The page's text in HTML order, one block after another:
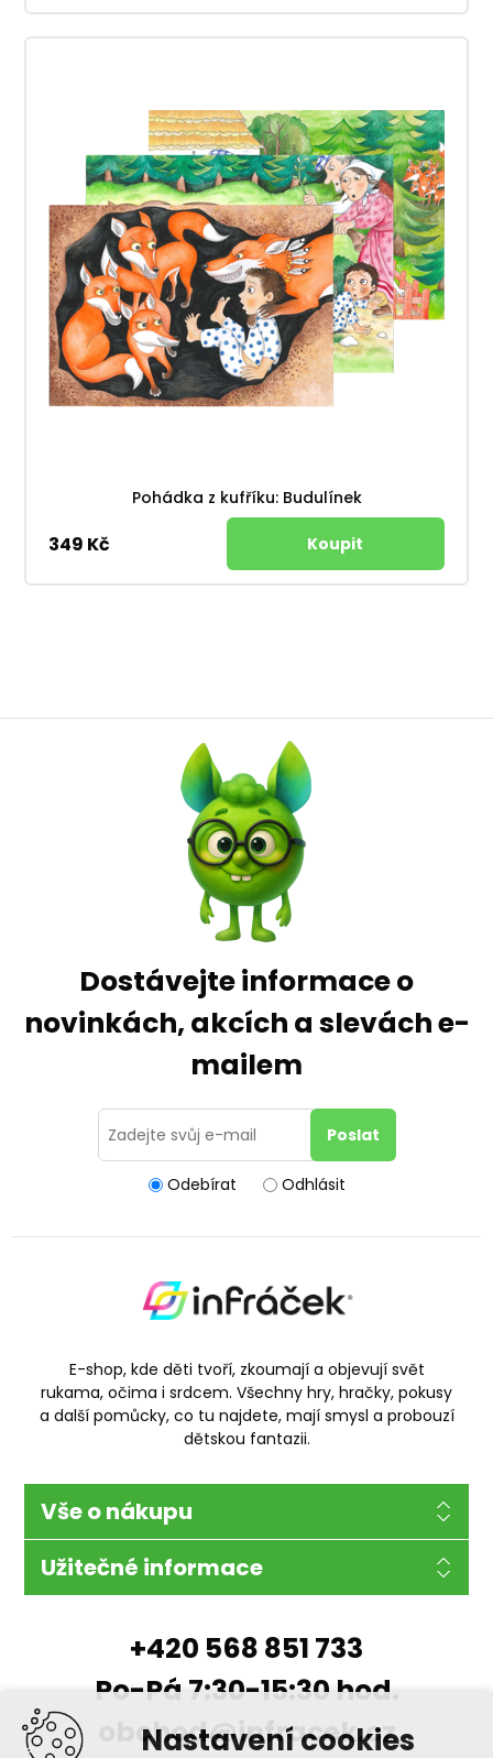
Nastavení cookies
Pohádka z kufříku: Budulínek
349 Kč
Dostávejte informace o
novinkách, akcích a slevách e-
mailem
Odebírat Odhlásit
E-shop, kde děti tvoří, zkoumají a objevují svět
rukama, očima i srdcem. Všechny hry, hračky, pokusy
a další pomůcky, co tu najdete, mají smysl a probouzí
dětskou fantazii.
Vše o nákupu
Užitečné informace
+420 568 851 733
Po-Pá 7:30-15:30 hod.
obchod@infracek.cz